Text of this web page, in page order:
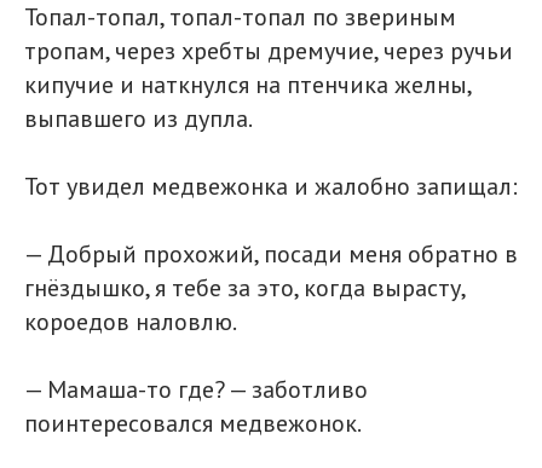
Топал-топал, топал-топал по звериным
тропам, через хребты дремучие, через ручьи
кипучие и наткнулся на птенчика желны,
выпавшего из дупла.
Тот увидел медвежонка и жалобно запищал:
— Добрый прохожий, посади меня обратно в
гнёздышко, я тебе за это, когда вырасту,
короедов наловлю.
— Мамаша-то где? — заботливо
поинтересовался медвежонок.